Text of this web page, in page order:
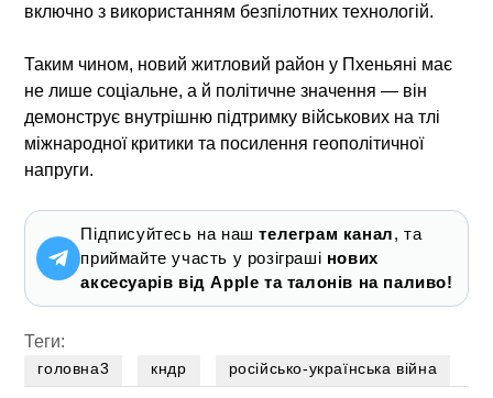
включно з використанням безпілотних технологій.
Таким чином, новий житловий район у Пхеньяні має
не лише соціальне, а й політичне значення — він
демонструє внутрішню підтримку військових на тлі
міжнародної критики та посилення геополітичної
напруги.
Підписуйтесь на наштелеграм канал, та
приймайте участь у розіграші нових
аксесуарів від Apple та талонів на паливо!
Теги:
головна3 кндр російсько-українська війна